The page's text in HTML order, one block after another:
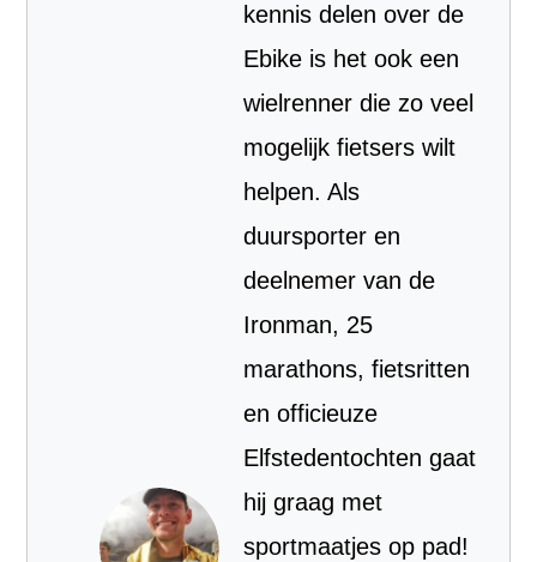
kennis delen over de
Ebike is het ook een
wielrenner die zo veel
mogelijk fietsers wilt
helpen. Als
duursporter en
deelnemer van de
Ironman, 25
marathons, fietsritten
en officieuze
Elfstedentochten gaat
hij graag met
sportmaatjes op pad!